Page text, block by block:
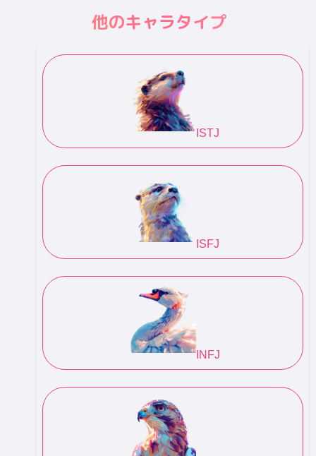
他のキャラタイプ
ISTJ
ISFJ
INFJ